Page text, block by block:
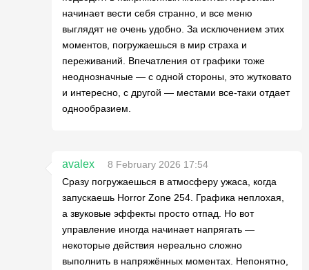
начинает вести себя странно, и все меню
выглядят не очень удобно. За исключением этих
моментов, погружаешься в мир страха и
переживаний. Впечатления от графики тоже
неоднозначные — с одной стороны, это жутковато
и интересно, с другой — местами все-таки отдает
однообразием.
avalex
8 February 2026 17:54
Сразу погружаешься в атмосферу ужаса, когда
запускаешь Horror Zone 254. Графика неплохая,
а звуковые эффекты просто отпад. Но вот
управление иногда начинает напрягать —
некоторые действия нереально сложно
выполнить в напряжённых моментах. Непонятно,